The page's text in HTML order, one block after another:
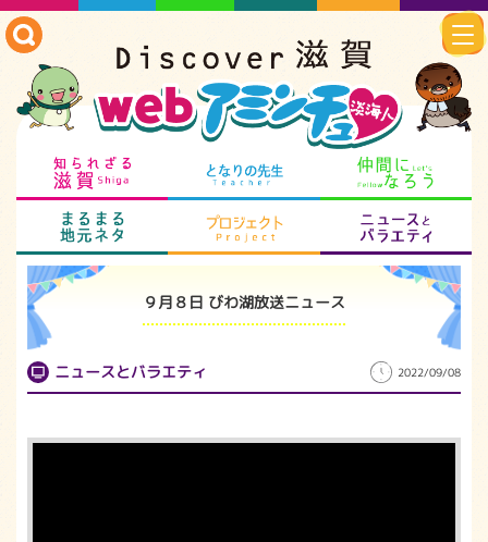
知られざる滋賀 となりの先生
まるまる地元ネタ プロジェクト
９月８日 びわ湖放送ニュース
ニュースとバラエティ 2022/09/08